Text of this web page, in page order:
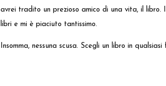
avrei tradito un prezioso amico di una vita, il
libri e mi è piaciuto tantissimo.
Insomma, nessuna scusa. Scegli un libro in